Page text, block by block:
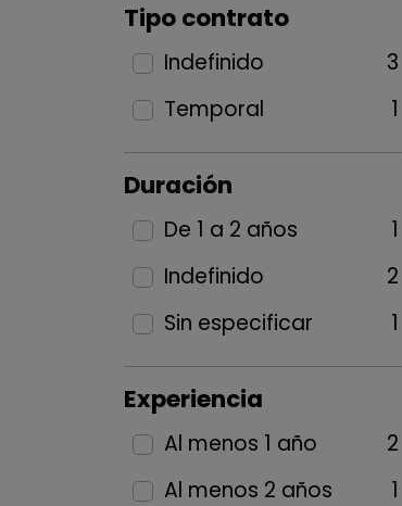
Tipo contrato
Indefinido
3
Temporal
1
Duración
De 1 a 2 años
1
Indefinido
2
Sin especificar
1
Experiencia
Al menos 1 año
2
Al menos 2 años
1